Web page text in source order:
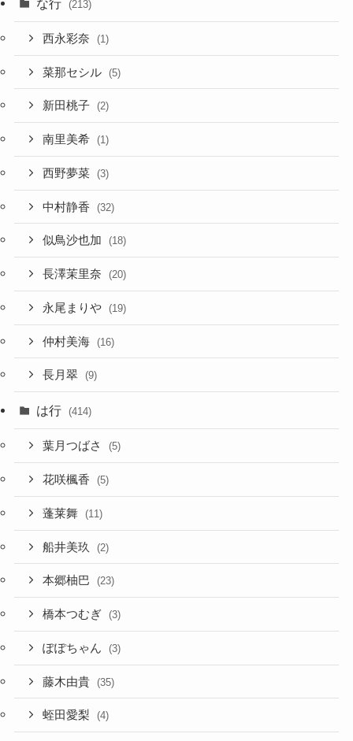
な行 (213)
西永彩奈 (1)
菜那セシル (5)
新田桃子 (2)
南里美希 (1)
西野夢菜 (3)
中村静香 (32)
似鳥沙也加 (18)
長澤茉里奈 (20)
永尾まりや (19)
仲村美海 (16)
長月翠 (9)
は行 (414)
葉月つばさ (5)
花咲楓香 (5)
蓬莱舞 (11)
船井美玖 (2)
本郷柚巴 (23)
橋本つむぎ (3)
ぽぽちゃん (3)
藤木由貴 (35)
蛭田愛梨 (4)